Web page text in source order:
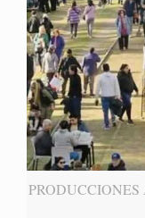
PRODUCCIONES